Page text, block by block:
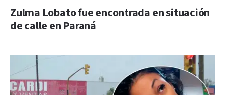
Zulma Lobato fue encontrada en situación
de calle en Paraná